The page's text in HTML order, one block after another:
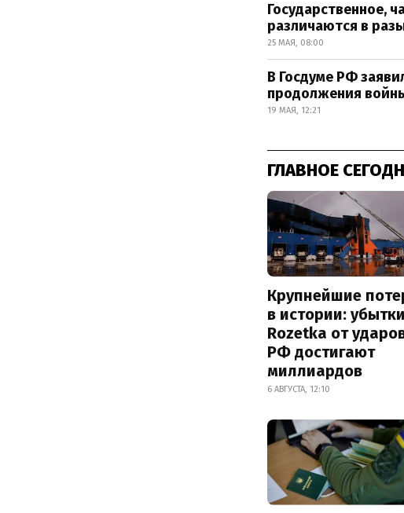
Государственное,
различаются в
25 МАЯ, 08:00
В Госдуме РФ
продолжения
19 МАЯ, 12:21
ГЛАВНОЕ
Крупнейшие
в истории: убытки
Rozetka от
РФ достигают
миллиардов
6 АВГУСТА, 12:10